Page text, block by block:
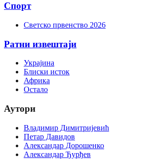
Спорт
Светско првенство 2026
Ратни извештаји
Украјина
Блиски исток
Африка
Остало
Аутори
Владимир Димитријевић
Петар Давидов
Александар Дорошенко
Александар Ђурђев